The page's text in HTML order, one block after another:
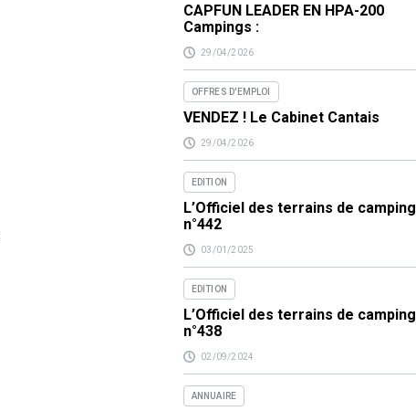
CAPFUN LEADER EN HPA-200
Campings :
29/04/2026
OFFRES D'EMPLOI
VENDEZ ! Le Cabinet Cantais
29/04/2026
EDITION
L’Officiel des terrains de camping
n°442
03/01/2025
EDITION
L’Officiel des terrains de camping
n°438
02/09/2024
ANNUAIRE